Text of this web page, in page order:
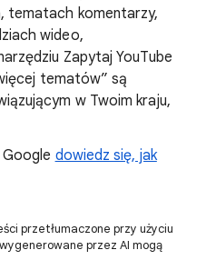
tematach komentarzy,
wideo,
Zapytaj YouTube
tematów” są
w Twoim kraju,
Google dowiedz się, jak
przetłumaczone przy użyciu
przez AI mogą